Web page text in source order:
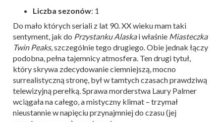
Liczba sezonów: 1
Do mało których seriali z lat 90. XX wieku mam taki
sentyment, jak do Przystanku Alaskai właśnie Miasteczka
Twin Peaks, szczególnie tego drugiego. Obie jednak łączy
podobna, pełna tajemnicy atmosfera. Ten drugi tytuł,
który skrywa zdecydowanie ciemniejszą, mocno
surrealistyczną stronę, był w tamtych czasach prawdziwą
telewizyjną perełką. Sprawa morderstwa Laury Palmer
wciągała na całego, a mistyczny klimat – trzymał
nieustannie w napięciu przynajmniej do czasu (jej